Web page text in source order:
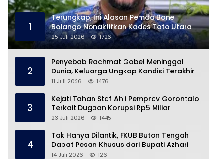
1
Terungkap, Ini Alasan Pemda Bone
Bolango Nonaktifkan Kades Toto Utara
25 Juli 2026 1726
2
Penyebab Rachmat Gobel Meninggal
Dunia, Keluarga Ungkap Kondisi Terakhir
11 Juli 2026 1476
3
Kejati Tahan Staf Ahli Pemprov Gorontalo
Terkait Dugaan Korupsi Rp5 Miliar
23 Juli 2026 1445
4
Tak Hanya Dilantik, FKUB Buton Tengah
Dapat Pesan Khusus dari Bupati Azhari
14 Juli 2026 1261